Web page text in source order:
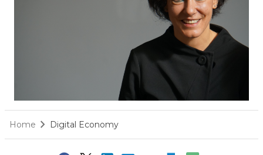
Home Digital Economy